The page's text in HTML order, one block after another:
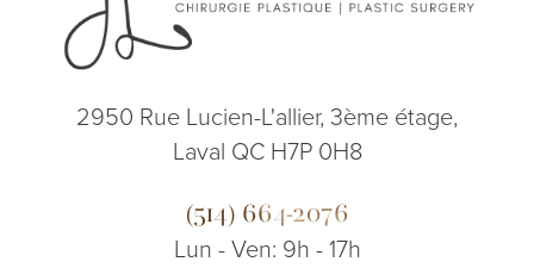
2950 Rue Lucien-L'allier, 3ème étage,
Laval QC H7P 0H8
(514) 664-2076
Lun - Ven: 9h - 17h